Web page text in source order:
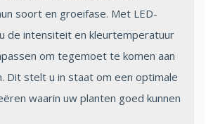
soort en groeifase. Met LED-
de intensiteit en kleurtemperatuur
om tegemoet te komen aan
Dit stelt u in staat om een optimale
waarin uw planten goed kunnen